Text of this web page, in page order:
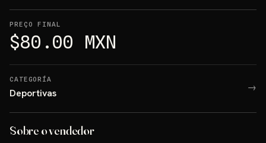
PREÇO FINAL
$80.00 MXN
CATEGORÍA
Deportivas →
Sobre o vendedor